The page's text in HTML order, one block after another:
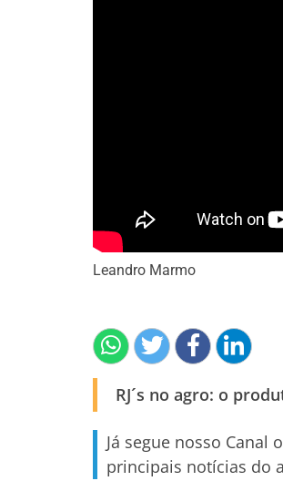
Leandro Marmo
RJ´s no agro: o
Já segue nosso Canal
principais notícias do